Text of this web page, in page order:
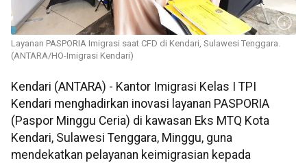
Layanan PASPORIA Imigrasi saat CFD di Kendari, Sulawesi Tenggara.
(ANTARA/HO-Imigrasi Kendari)
Kendari (ANTARA) - Kantor Imigrasi Kelas I TPI
Kendari menghadirkan inovasi layanan PASPORIA
(Paspor Minggu Ceria) di kawasan Eks MTQ Kota
Kendari, Sulawesi Tenggara, Minggu, guna
mendekatkan pelayanan keimigrasian kepada